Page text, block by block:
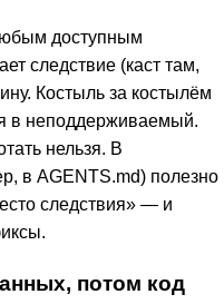
доступным
следствие (каст там,
Костыль за костылём
в неподдерживаемый.
нельзя. В
в AGENTS.md) полезно
следствия» — и
потом код